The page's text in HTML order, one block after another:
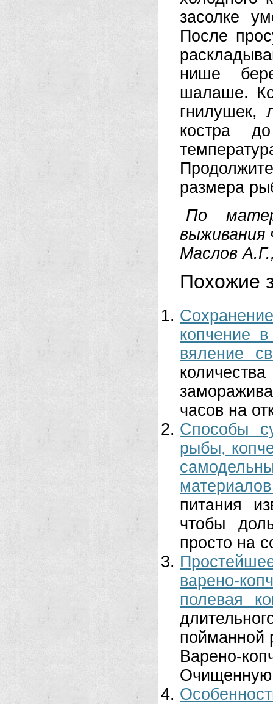
засолке
После
нише
шалаше.
гнилушек,
костра
размера
По
выживания
Маслов
Похожие
копчение
вяление
часов на
Способы
рыбы,
питания
чтобы
просто на
варено-
полевая
пойманной
Варено-